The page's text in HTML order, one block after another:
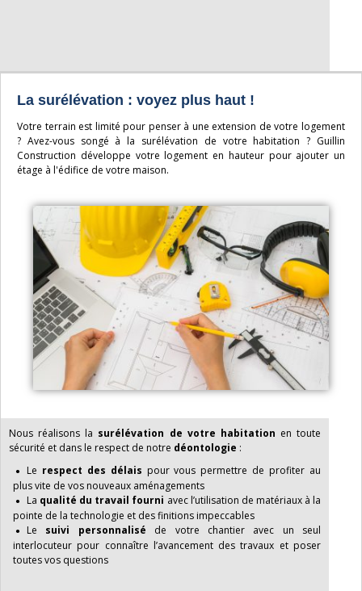
La surélévation : voyez plus haut !
Votre terrain est limité pour penser à une extension de votre logement
? Avez-vous songé à la surélévation de votre habitation ? Guillin
Construction développe votre logement en hauteur pour ajouter un
étage à l'édifice de votre maison.
Nous réalisons la surélévation de votre habitation en toute
sécurité et dans le respect de notre déontologie :
Le respect des délais pour vous permettre de profiter au
plus vite de vos nouveaux aménagements
La qualité du travail fourni avec l’utilisation de matériaux à la
pointe de la technologie et des finitions impeccables
Le suivi personnalisé de votre chantier avec un seul
interlocuteur pour connaître l’avancement des travaux et poser
toutes vos questions